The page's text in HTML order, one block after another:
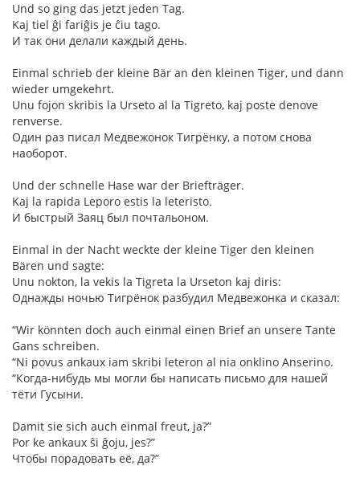
Und so ging das jetzt jeden Tag.
Kaj tiel ĝi fariĝis je ĉiu tago.
И так они делали каждый день.
Einmal schrieb der kleine Bär an den kleinen Tiger, und dann
wieder umgekehrt.
Unu fojon skribis la Urseto al la Tigreto, kaj poste denove
renverse.
Один раз писал Медвежонок Тигрёнку, а потом снова
наоборот.
Und der schnelle Hase war der Briefträger.
Kaj la rapida Leporo estis la leteristo.
И быстрый Заяц был почтальоном.
Einmal in der Nacht weckte der kleine Tiger den kleinen
Bären und sagte:
Unu nokton, la vekis la Tigreta la Urseton kaj diris:
Однажды ночью Тигрёнок разбудил Медвежонка и сказал:
“Wir könnten doch auch einmal einen Brief an unsere Tante
Gans schreiben.
“Ni povus ankaux iam skribi leteron al nia onklino Anserino.
“Когда-нибудь мы могли бы написать письмо для нашей
тёти Гусыни.
Damit sie sich auch einmal freut, ja?”
Por ke ankaux ŝi ĝoju, jes?”
Чтобы порадовать её, да?”